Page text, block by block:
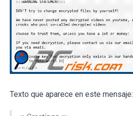
Texto que aparece en este mensaje: